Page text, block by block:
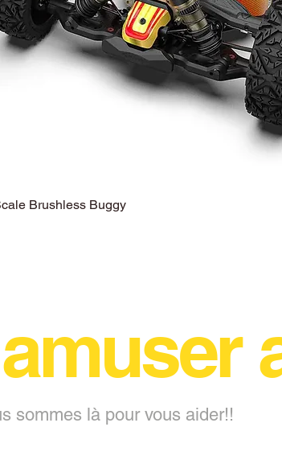
Aperçu rapide
Brushless Buggy
sommes là pour vous aider!!